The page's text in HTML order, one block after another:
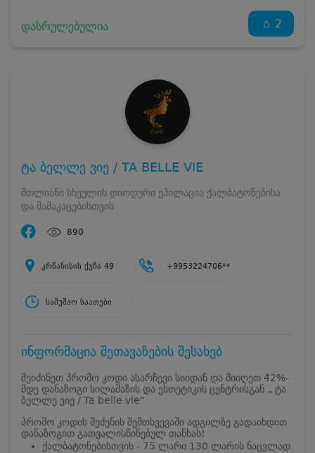
დასრულებულია 2
ტა ბელლე ვიე / TA BELLE VIE
მთლიანი სხეულის დიოდური ეპილაცია ქალბატონებისა
და მამაკაცებისთვის
890
კრწანისის ქუჩა 49 +9953224706**
სამუშაო საათები
ინფორმაცია შეთავაზების შესახებ
შეიძინეთ პრომო კოდი ასარჩევი სიიდან და მიიღეთ 42%-
მდე დანაზოგი სილამაზის და ესთეტიკის ცენტრისგან „ ტა
ბელლე ვიე / Ta belle vie“
პრომო კოდის შეძენის შემთხვევაში ადგილზე გადაიხდით
დანაზოგით გათვალისწინებულ თანხას!
ქალბატონებისთვის - 75 ლარი 130 ლარის ნაცვლად